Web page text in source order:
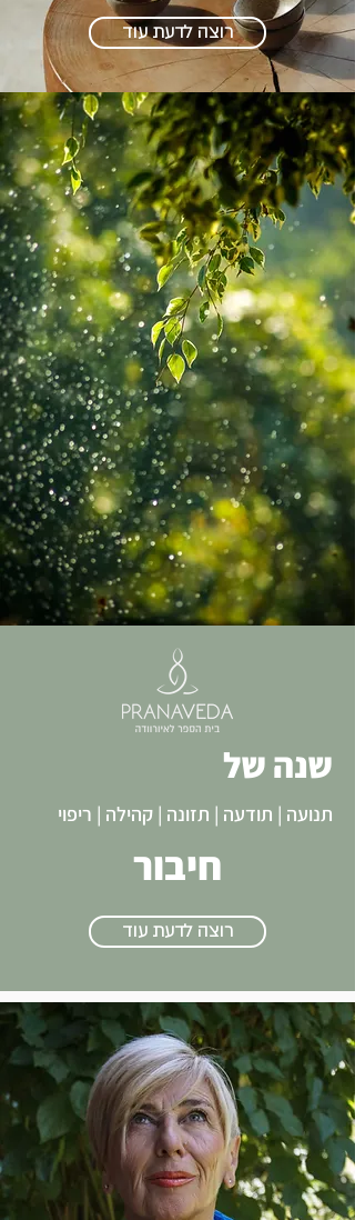
רוצה לדעת עוד
שנה של
תנועה | תודעה | תזונה | קהילה | ריפוי
חיבור
רוצה לדעת עוד